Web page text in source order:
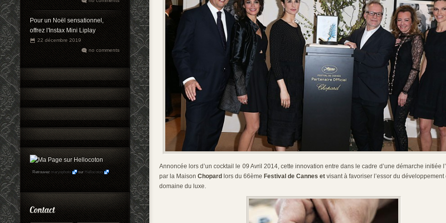
Pour un Noël sensationnel,
offrez l'Instax Mini Liplay
22 décembre 2019
no comments
Retrouvez maryophoto sur Hellocoton
Annoncée lors d’un cocktail le 09 Avril 2014, cette innovation entre dans le cadre d’une démarche initiée
par la Maison Chopard lors du 66ème Festival de Cannes et visant à favoriser l’essor du
domaine du luxe.